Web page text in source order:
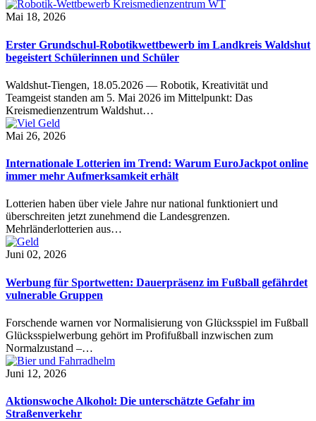
Mai 18, 2026
Erster Grundschul-Robotikwettbewerb im Landkreis Waldshut
begeistert Schülerinnen und Schüler
Waldshut-Tiengen, 18.05.2026 — Robotik, Kreativität und
Teamgeist standen am 5. Mai 2026 im Mittelpunkt: Das
Kreismedienzentrum Waldshut…
Mai 26, 2026
Internationale Lotterien im Trend: Warum EuroJackpot online
immer mehr Aufmerksamkeit erhält
Lotterien haben über viele Jahre nur national funktioniert und
überschreiten jetzt zunehmend die Landesgrenzen.
Mehrländerlotterien aus…
Juni 02, 2026
Werbung für Sportwetten: Dauerpräsenz im Fußball gefährdet
vulnerable Gruppen
Forschende warnen vor Normalisierung von Glücksspiel im Fußball
Glücksspielwerbung gehört im Profifußball inzwischen zum
Normalzustand –…
Juni 12, 2026
Aktionswoche Alkohol: Die unterschätzte Gefahr im
Straßenverkehr